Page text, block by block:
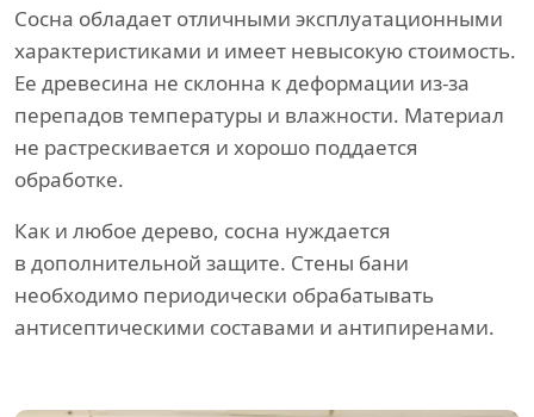
Сосна обладает отличными эксплуатационными
характеристиками и имеет невысокую стоимость.
Ее древесина не склонна к деформации из-за
перепадов температуры и влажности. Материал
не растрескивается и хорошо поддается
обработке.
Как и любое дерево, сосна нуждается
в дополнительной защите. Стены бани
необходимо периодически обрабатывать
антисептическими составами и антипиренами.